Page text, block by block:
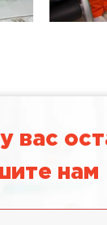
вас
нам